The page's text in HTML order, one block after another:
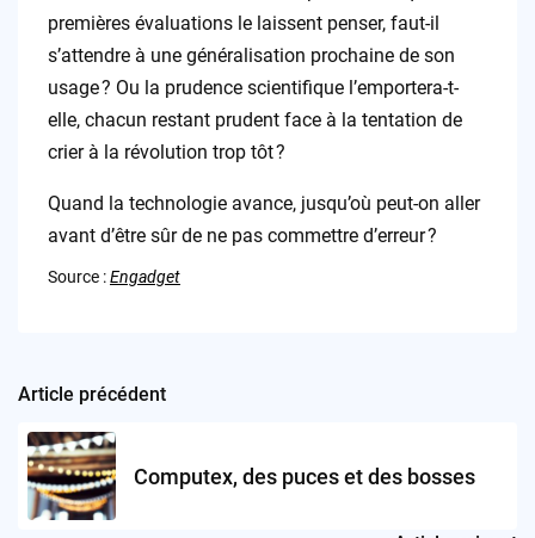
premières évaluations le laissent penser, faut-il
s’attendre à une généralisation prochaine de son
usage ? Ou la prudence scientifique l’emportera-t-
elle, chacun restant prudent face à la tentation de
crier à la révolution trop tôt ?
Quand la technologie avance, jusqu’où peut-on aller
avant d’être sûr de ne pas commettre d’erreur ?
Source :Engadget
Post
navigation
Article précédent
Computex, des puces et des bosses